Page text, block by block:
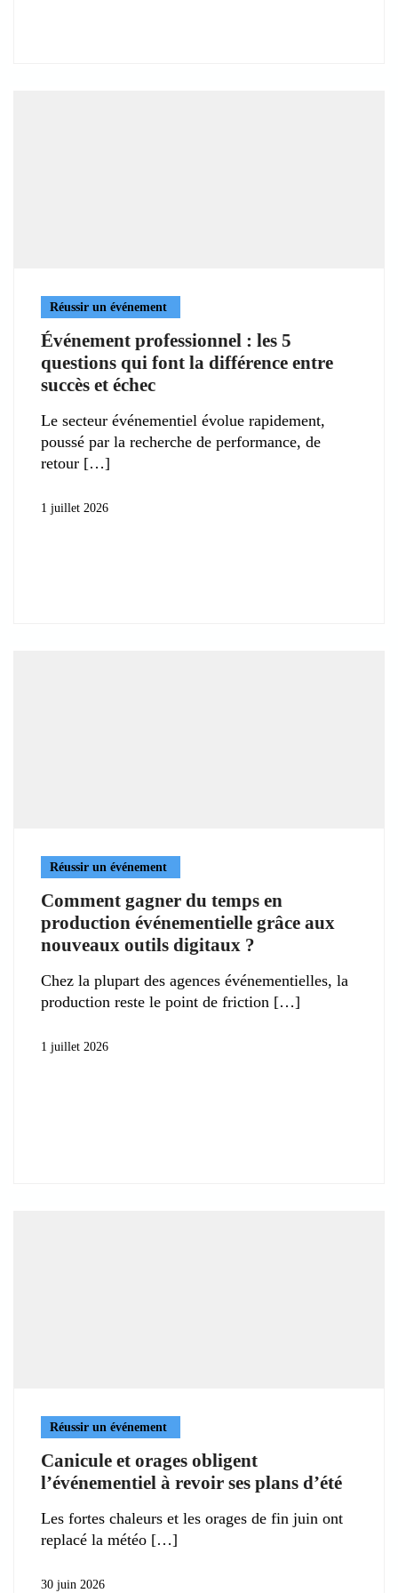
Réussir un événement
Événement professionnel : les 5
questions qui font la différence entre
succès et échec
Le secteur événementiel évolue rapidement,
poussé par la recherche de performance, de
retour
1 juillet 2026
Réussir un événement
Comment gagner du temps en
production événementielle grâce aux
nouveaux outils digitaux ?
Chez la plupart des agences événementielles, la
production reste le point de friction
1 juillet 2026
Réussir un événement
Canicule et orages obligent
l’événementiel à revoir ses plans d’été
Les fortes chaleurs et les orages de fin juin ont
replacé la météo
30 juin 2026